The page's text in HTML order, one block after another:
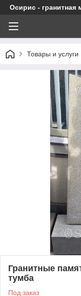
Осирис - гранитная
Товары и услуги
Гранитные
тумба
Под заказ